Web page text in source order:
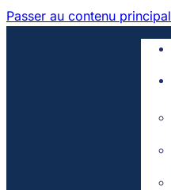
Passer au contenu principal